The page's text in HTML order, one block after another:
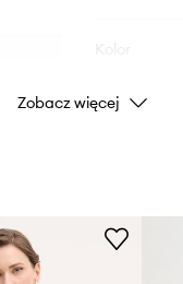
Marka
ID Produktu
Zobacz więcej